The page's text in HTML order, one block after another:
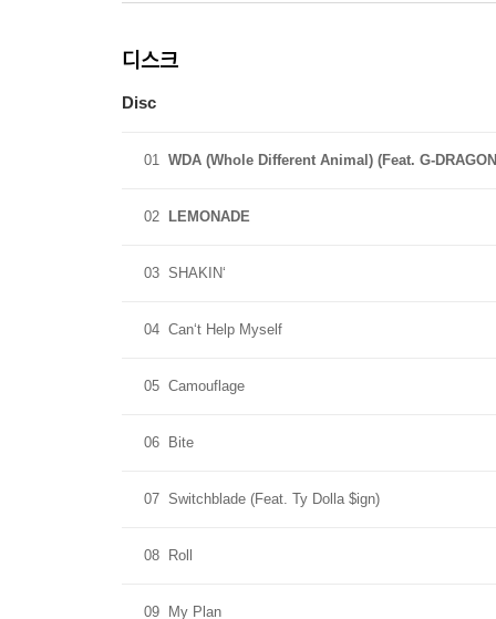
디스크
Disc
01 WDA (Whole Different Animal) (Feat. G-
02 LEMONADE
03 SHAKIN‘
04 Can‘t Help Myself
05 Camouflage
06 Bite
07 Switchblade (Feat. Ty Dolla $ign)
08 Roll
09 My Plan